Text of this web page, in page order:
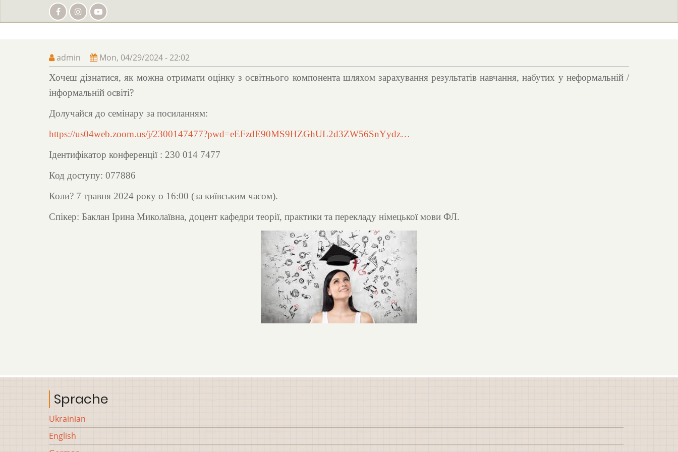
admin
Mon, 04/29/2024 - 22:02
Хочеш дізнатися, як можна отримати оцінку з освітнього компонента шляхом зарахування результатів навчання, набутих у неформальній /
інформальній освіті?
Долучайся до семінару за посиланням:
https://us04web.zoom.us/j/2300147477?pwd=eEFzdE90MS9HZGhUL2d3ZW56SnYydz…
Ідентифікатор конференції : 230 014 7477
Код доступу: 077886
Коли? 7 травня 2024 року о 16:00 (за київським часом).
Спікер: Баклан Ірина Миколаївна, доцент кафедри теорії, практики та перекладу німецької мови ФЛ.
Sprache
Ukrainian
English